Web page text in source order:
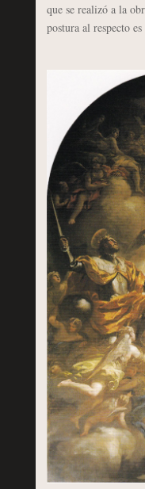
que se realizó a la
postura al respecto